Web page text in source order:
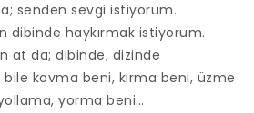
senden sevgi istiyorum.
dibinde haykırmak istiyorum.
at da; dibinde, dizinde
kovma beni, kırma beni, üzme
yorma beni…